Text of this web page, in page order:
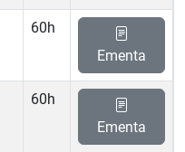
60h
Ementa
60h
Ementa